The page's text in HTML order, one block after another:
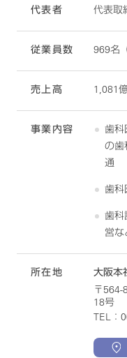
代表者 代表取
従業員数 969名
売上高 1,081
事業内容
歯科
の歯
通
歯科
歯科
営な
所在地
大阪本
〒
18号
TEL：